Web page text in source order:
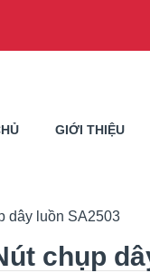
GIỚI THIỆU
dây luồn SA2503
chụp